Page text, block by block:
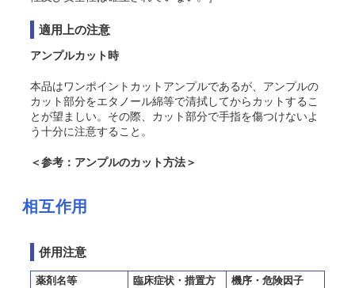
適用上の注意
アンプルカット時
本品はワンポイントカットアンプルであるが、アンプルの
カット部分をエタノール綿等で清拭してからカットするこ
とが望ましい。その際、カット部分で手指を傷つけないよ
う十分に注意すること。
＜参考：アンプルのカット方法＞
相互作用
併用注意
薬剤名等
臨床症状・措置方
機序・危険因子